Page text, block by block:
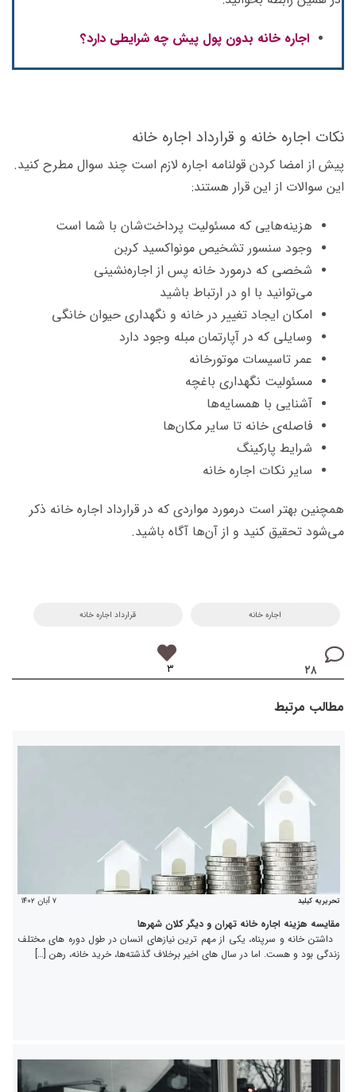
اجاره خانه بدون پول پیش چه شرایطی دارد؟
نکات اجاره خانه و قرارداد اجاره خانه
پیش از امضا کردن قولنامه اجاره لازم است چند سوال مطرح کنید.
این سوالات از این قرار هستند:
هزینه‌هایی که مسئولیت پرداخت‌شان با شما است
وجود سنسور تشخیص مونواکسید کربن
شخصی که درمورد خانه پس از اجاره‌نشینی
می‌توانید با او در ارتباط باشید
امکان ایجاد تغییر در خانه و نگهداری حیوان خانگی
وسایلی که در آپارتمان مبله وجود دارد
عمر تاسیسات موتورخانه
مسئولیت نگهداری باغچه
آشنایی با همسایه‌ها
فاصله‌ی خانه تا سایر مکان‌ها
شرایط پارکینگ
سایر نکات اجاره خانه
همچنین بهتر است درمورد مواردی که در قرارداد اجاره خانه ذکر
می‌شود تحقیق کنید و از آن‌ها آگاه باشید.
اجاره خانه قرارداد اجاره خانه
۲۸ ۳
مطالب مرتبط
تحریریه کیلید ۷ آبان ۱۴۰۲
مقایسه هزینه اجاره خانه تهران و دیگر کلان شهرها
داشتن خانه و سرپناه، یکی از مهم ترین نیازهای انسان در طول دوره های مختلف
زندگی بود و هست. اما در سال های اخیر برخلاف گذشته‌ها، خرید خانه، رهن […]